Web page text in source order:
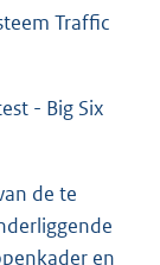
Traffic
- Big Six
de te
en